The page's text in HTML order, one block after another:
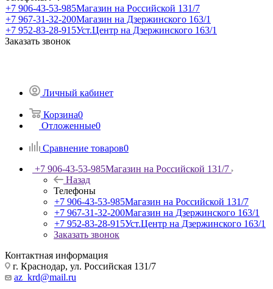
+7 906-43-53-985Магазин на Российской 131/7
+7 967-31-32-200Магазин на Дзержинского 163/1
+7 952-83-28-915Уст.Центр на Дзержинского 163/1
Заказать звонок
Личный кабинет
Корзина0
Отложенные0
Сравнение товаров0
+7 906-43-53-985Магазин на Российской 131/7
Назад
Телефоны
+7 906-43-53-985Магазин на Российской 131/7
+7 967-31-32-200Магазин на Дзержинского 163/1
+7 952-83-28-915Уст.Центр на Дзержинского 163/1
Заказать звонок
Контактная информация
г. Краснодар, ул. Российская 131/7
az_krd@mail.ru